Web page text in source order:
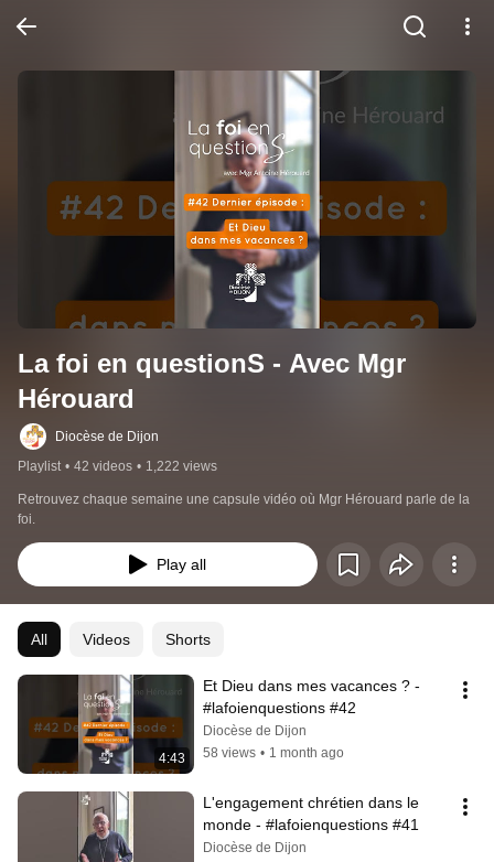
La foi en questionS - Avec Mgr
Hérouard
Diocèse de Dijon
Playlist • 42 videos • 1,222 views
Retrouvez chaque semaine une capsule vidéo où Mgr Hérouard parle de la
foi.
Play all
All Videos Shorts
4:43
Et Dieu dans mes vacances ? -
#lafoienquestions #42
Diocèse de Dijon
58 views • 1 month ago
L'engagement chrétien dans le
monde - #lafoienquestions #41
Diocèse de Dijon